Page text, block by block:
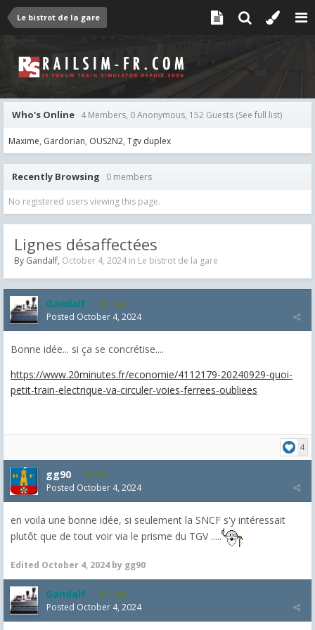
Le bistrot de la gare
Who's Online 4 Members, 0 Anonymous, 152 Guests (See full list)
Maxime Gardorian OUS2N2 Tgv duplex
Recently Browsing 0 members
No registered users viewing this page.
Lignes désaffectées
By Gandalf, October 4, 2024 in Le bistrot de la gare
Gandalf 2,463
Posted October 4, 2024
Bonne idée... si ça se concrétise....
https://www.20minutes.fr/economie/4112179-20240929-quoi-
petit-train-electrique-va-circuler-voies-ferrees-oubliees
4
gg90 263
Posted October 4, 2024
en voila une bonne idée, si seulement la SNCF s'y intéressait
plutôt que de tout voir via le prisme du TGV .....
Edited October 4, 2024 by gg90
Gandalf 2,463
Posted October 4, 2024